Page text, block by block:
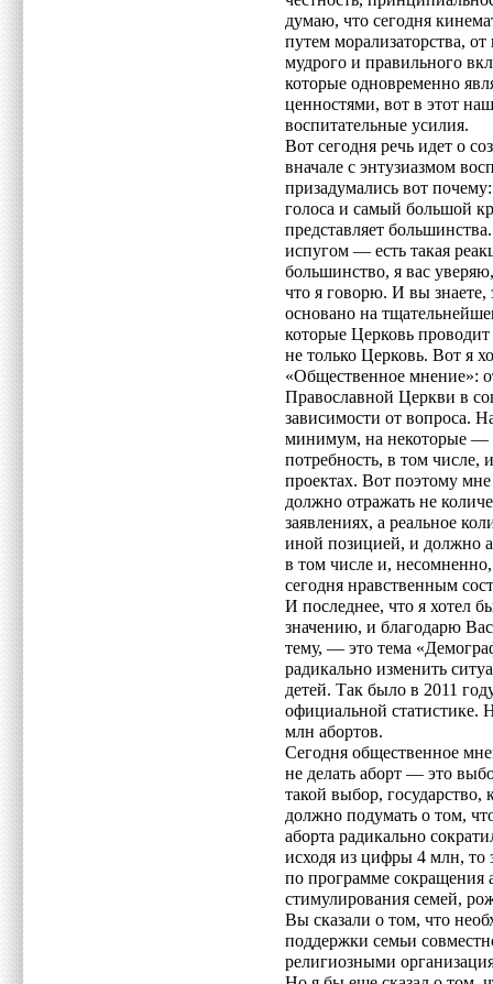
думаю, что сегодня
путем морализаторства,
мудрого и правильного
которые одновременно
ценностями, вот в этот
воспитательные усилия.
Вот сегодня речь идет о
вначале с энтузиазмом
призадумались вот
голоса и самый большой
представляет
испугом — есть такая
большинство, я вас
что я говорю. И вы знаете,
основано на
которые Церковь
не только Церковь. Вот я
«Общественное мнение»:
Православной Церкви в
зависимости от вопроса.
минимум, на некоторые —
потребность, в том
проектах. Вот поэтому
должно отражать не
заявлениях, а реальное
иной позицией, и должно
в том числе и,
сегодня нравственным
И последнее, что я хотел
значению, и благодарю
тему, — это тема
радикально изменить
детей. Так было в 2011
официальной статистике.
млн абортов.
Сегодня общественное
не делать аборт — это
такой выбор, государство,
должно подумать о том,
аборта радикально
исходя из цифры 4 млн, то
по программе сокращения
стимулирования семей,
Вы сказали о том, что
поддержки семьи
религиозными